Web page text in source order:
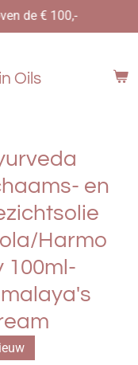
de € 100,-
Oils
en
Harmo
100ml-